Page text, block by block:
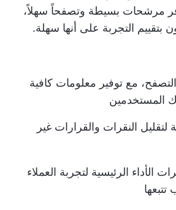
مرشحات بسيطة وتصفحاً سهلاً،
التجربة على أنها سهلة.
مع توفير معلومات كافية
المستخدمين
النقرات والقرارات غير
الأداء الرئيسية لتجربة العملاء